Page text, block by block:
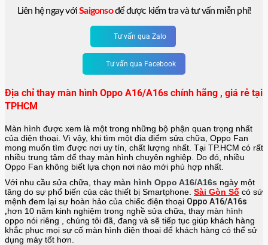
Liên hệ ngay vớiSaigonsođể được kiểm tra và tư vấn miễn phí!
Tư vấn qua Zalo
Tư vấn qua Facebook
Địa chỉ thay màn hình Oppo A16/A16s chính hãng , giá rẻ tại
TPHCM
Màn hình được xem là một trong những bộ phận quan trọng nhất
của điện thoại. Vì vậy, khi tìm một địa điểm sửa chữa, Oppo Fan
mong muốn tìm được nơi uy tín, chất lượng nhất. Tại TP.HCM có rất
nhiều trung tâm để thay màn hình chuyên nghiệp. Do đó, nhiều
Oppo Fan không biết lựa chọn nơi nào mới phù hợp nhất.
Với nhu cầu sửa chữa, thay màn hình Oppo A16/A16s ngày một
tăng do sự phổ biến của các thiết bị Smartphone. Sài Gòn Số có sứ
mệnh đem lại sự hoàn hảo của chiếc điện thoại Oppo A16/A16s
,hơn 10 năm kinh nghiệm trong nghề sửa chữa, thay màn hình
oppo nói riêng
, chúng tôi đã, đang và sẽ tiếp tục giúp khách hàng
khắc phục mọi sự cố màn hình điện thoại để khách hàng có thể sử
dụng máy tốt hơn.